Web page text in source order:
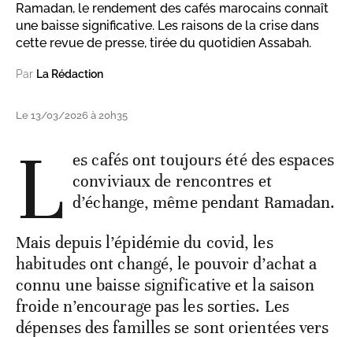
Ramadan, le rendement des cafés marocains connaît
une baisse significative. Les raisons de la crise dans
cette revue de presse, tirée du quotidien Assabah.
Par La Rédaction
Le 13/03/2026 à 20h35
L es cafés ont toujours été des espaces
conviviaux de rencontres et
d’échange, même pendant Ramadan.
Mais depuis l’épidémie du covid, les
habitudes ont changé, le pouvoir d’achat a
connu une baisse significative et la saison
froide n’encourage pas les sorties. Les
dépenses des familles se sont orientées vers